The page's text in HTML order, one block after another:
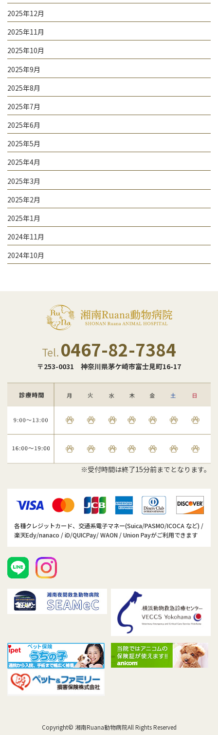
2025年12月
2025年11月
2025年10月
2025年9月
2025年8月
2025年7月
2025年6月
2025年5月
2025年4月
2025年3月
2025年2月
2025年1月
2024年11月
2024年10月
Tel. 0467-82-7384
〒253-0031 神奈川県茅ケ崎市富士見町16-17
※受付時間は終了15分前までとなります。
各種クレジットカード、交通系電子マネー(Suica/PASMO/ICOCA など) /
楽天Edy/nanaco / iD/QUICPay/ WAON / Union Payがご利用できます
Copyright© 湘南Ruana動物病院All Rights Reserved